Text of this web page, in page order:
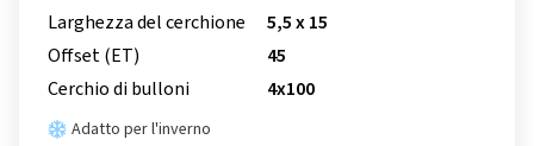
Larghezza del cerchione
5,5 x 15
Offset (ET)
45
Cerchio di bulloni
4x100
Adatto per l'inverno